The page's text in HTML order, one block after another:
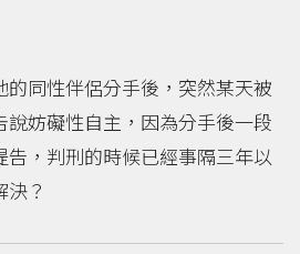
同性伴侶分手後，突然某天被
妨礙性自主，因為分手後一段
，判刑的時候已經事隔三年以
決？